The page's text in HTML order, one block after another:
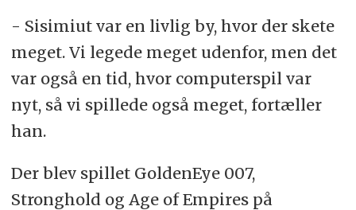
- Sisimiut var en livlig by, hvor der skete
meget. Vi legede meget udenfor, men det
var også en tid, hvor computerspil var
nyt, så vi spillede også meget, fortæller
han.
Der blev spillet GoldenEye 007,
Stronghold og Age of Empires på